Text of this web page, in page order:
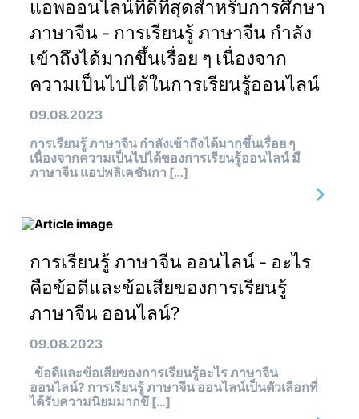
แอพออนไลน์ที่ดีที่สุดสำหรับการศึกษา
ภาษาจีน - การเรียนรู้ ภาษาจีน กำลัง
เข้าถึงได้มากขึ้นเรื่อย ๆ เนื่องจาก
ความเป็นไปได้ในการเรียนรู้ออนไลน์
09.08.2023
การเรียนรู้ ภาษาจีน กำลังเข้าถึงได้มากขึ้นเรื่อย ๆ
เนื่องจากความเป็นไปได้ของการเรียนรู้ออนไลน์ มี
ภาษาจีน แอปพลิเคชันกา […]
การเรียนรู้ ภาษาจีน ออนไลน์ - อะไร
คือข้อดีและข้อเสียของการเรียนรู้
ภาษาจีน ออนไลน์?
09.08.2023
ข้อดีและข้อเสียของการเรียนรู้อะไร ภาษาจีน
ออนไลน์? การเรียนรู้ ภาษาจีน ออนไลน์เป็นตัวเลือกที่
ได้รับความนิยมมากขึ […]